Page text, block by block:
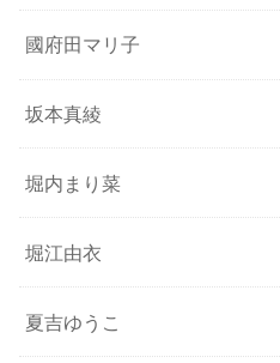
國府田マリ子
坂本真綾
堀内まり菜
堀江由衣
夏吉ゆうこ